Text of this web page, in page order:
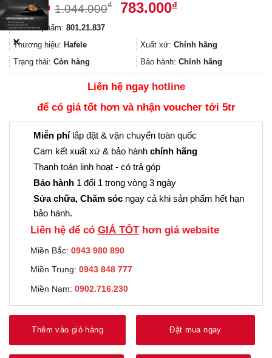
1.044.000₫
Giá
1.044.000₫.
783.000₫Giá
là:
783.000₫.
Mã sản phẩm: 801.21.837
Thương hiệu: Hafele Xuất xứ: Chính hãng
Trạng thái: Còn hàng Bảo hành: Chính hãng
Liên hệ ngay hotline
để có giá tốt hơn và nhận voucher tới 5tr
Miễn phílắp đặt & vận chuyển toàn quốc
Cam kết xuất xứ & bảo hành chính hãng
Thanh toán linh hoạt - có trả góp
Bảo hành 1 đổi 1 trong vòng 3 ngày
Sửa chữa, Chăm sóc ngay cả khi sản phẩm hết hạn
bảo hành.
Liên hệ để có GIÁ TỐThơn giá website
Miền Bắc: 0943 980 890
Miền Trung: 0943 848 777
Miền Nam: 0902.716.230
Thêm vào giỏ hàng Đặt mua ngay
✕